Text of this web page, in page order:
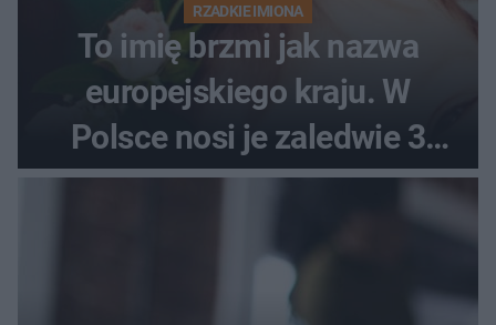
RZADKIE IMIONA
To imię brzmi jak nazwa
europejskiego kraju. W
Polsce nosi je zaledwie 3
kobiety